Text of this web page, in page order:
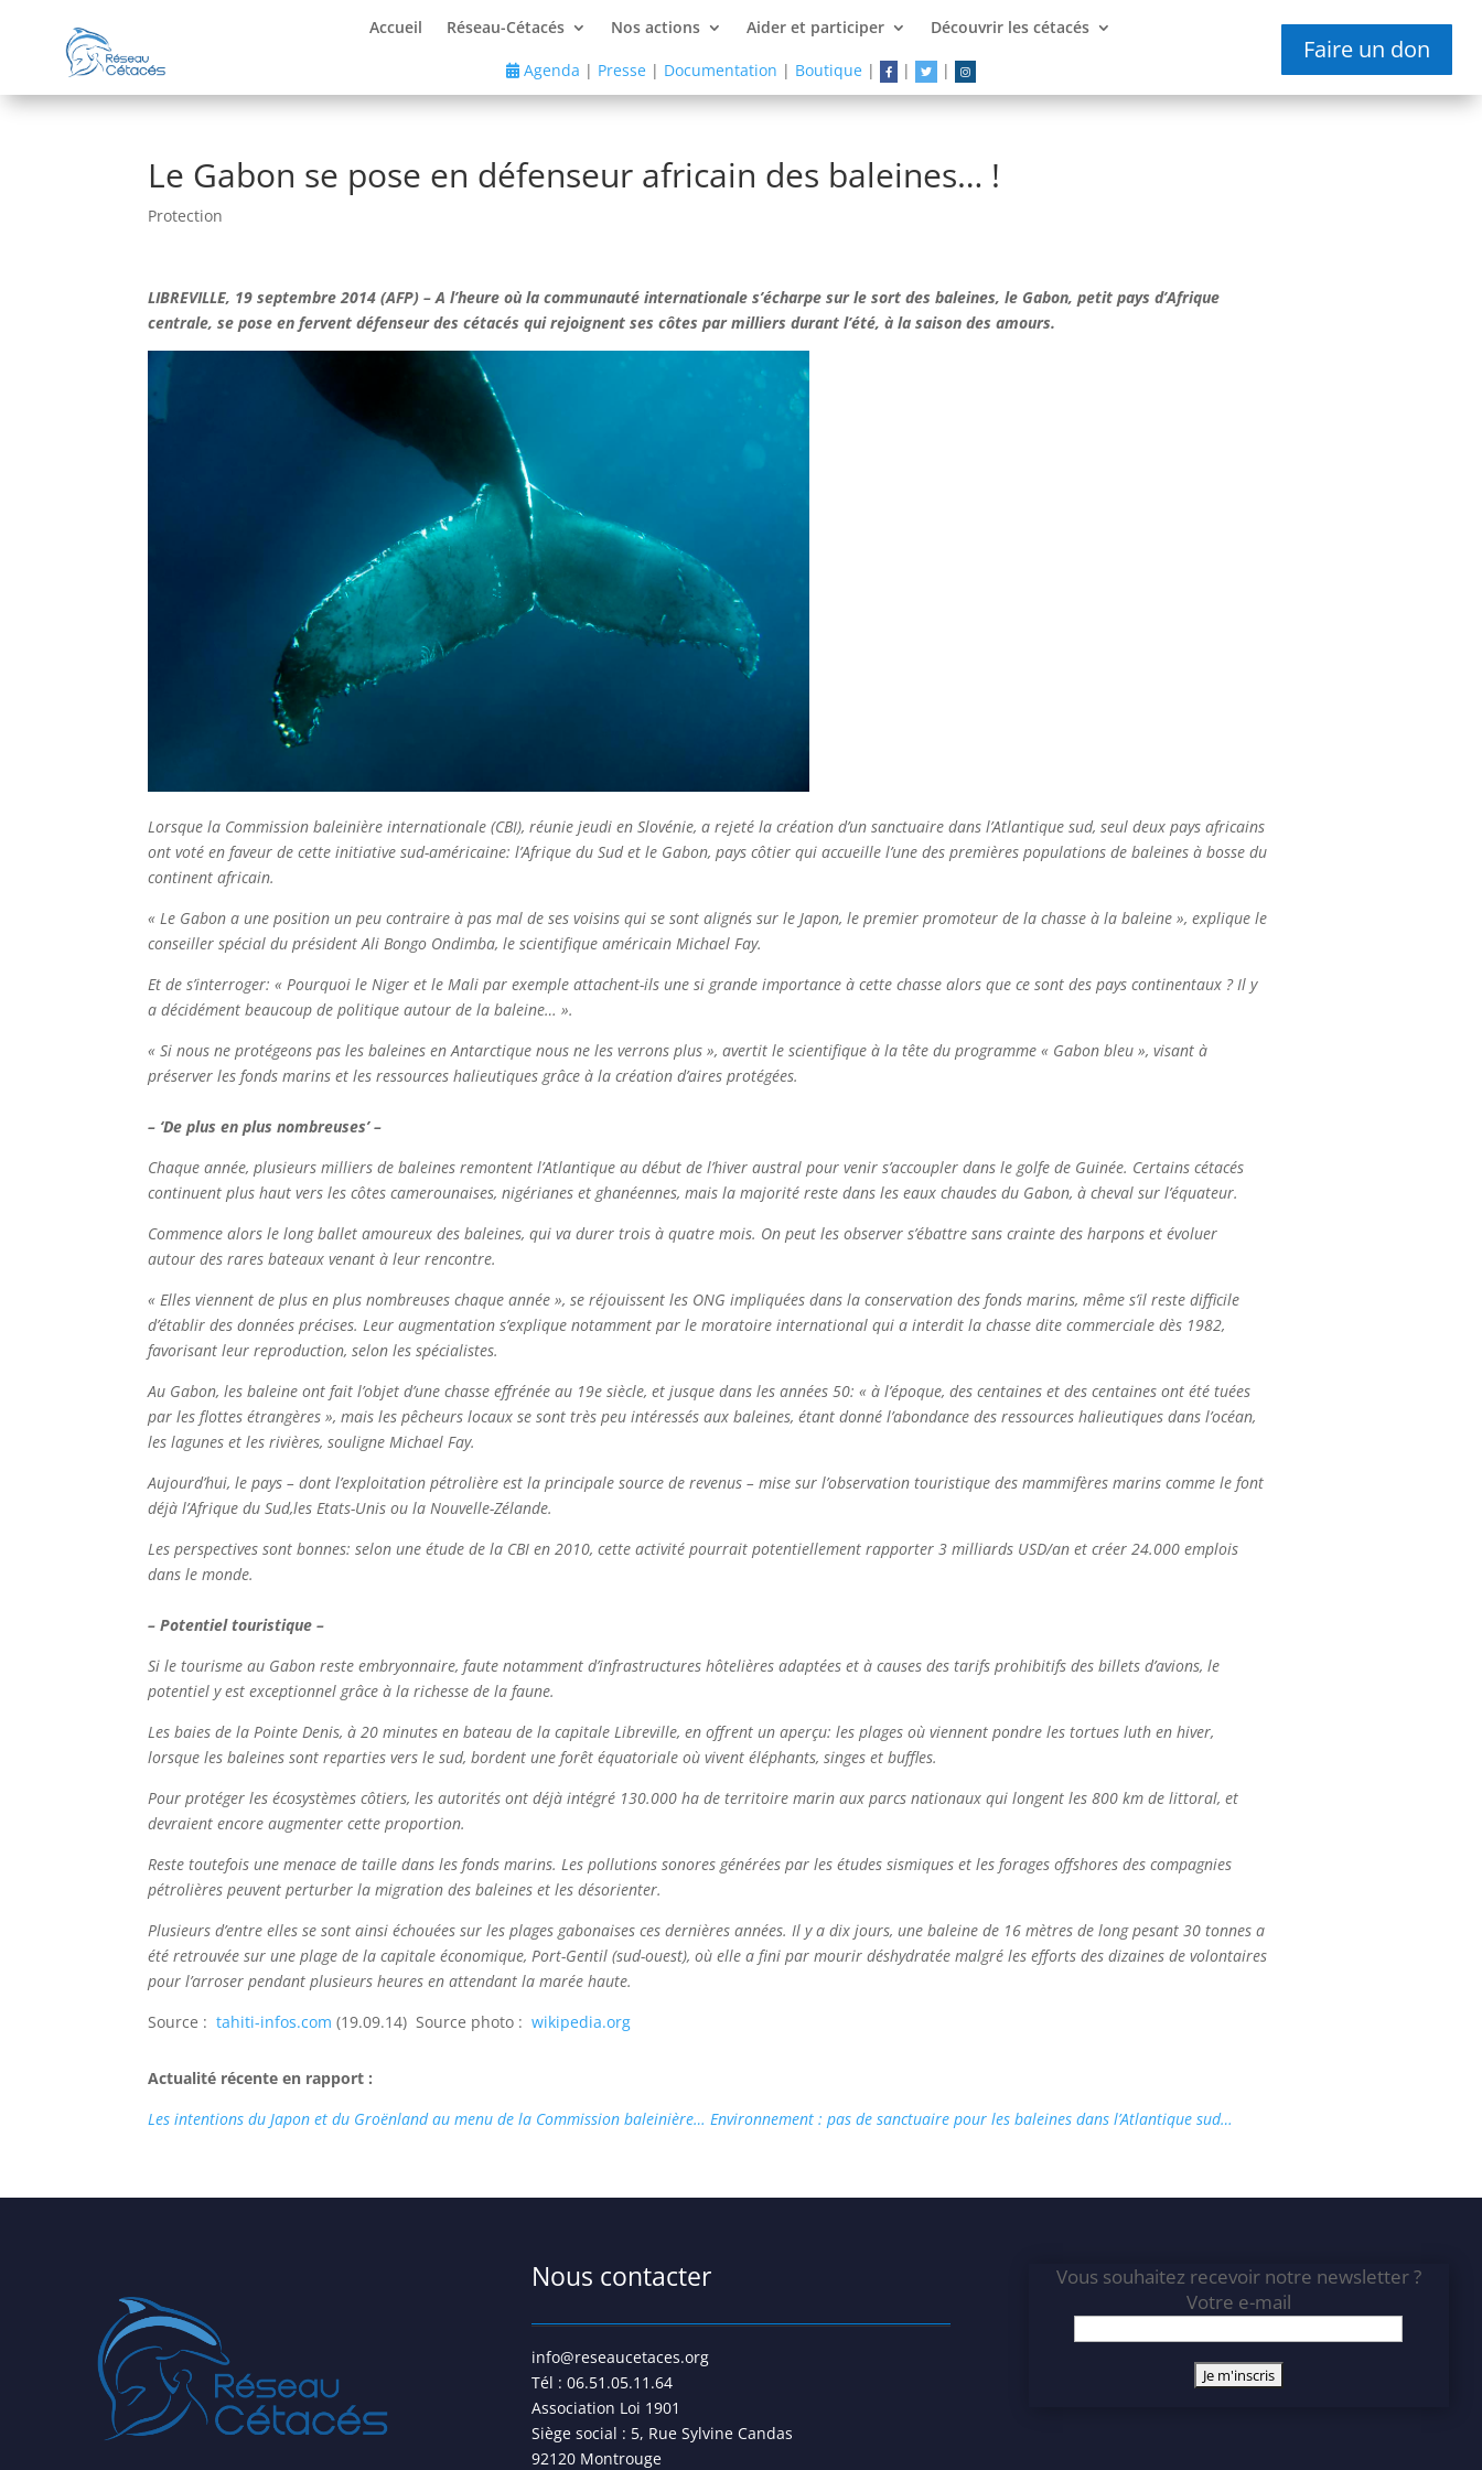
Accueil Réseau-Cétacés Nos actions Aider et participer Découvrir les cétacés
Agenda | Presse| Documentation | Boutique| | |
Faire un don
Le Gabon se pose en défenseur africain des baleines… !
Protection
LIBREVILLE, 19 septembre 2014 (AFP) – A l’heure où la communauté internationale s’écharpe sur le sort des baleines, le Gabon, petit pays d’Afrique
centrale, se pose en fervent défenseur des cétacés qui rejoignent ses côtes par milliers durant l’été, à la saison des amours.
Lorsque la Commission baleinière internationale (CBI), réunie jeudi en Slovénie, a rejeté la création d’un sanctuaire dans l’Atlantique sud, seul deux pays africains
ont voté en faveur de cette initiative sud-américaine: l’Afrique du Sud et le Gabon, pays côtier qui accueille l’une des premières populations de baleines à bosse du
continent africain.
« Le Gabon a une position un peu contraire à pas mal de ses voisins qui se sont alignés sur le Japon, le premier promoteur de la chasse à la baleine », explique le
conseiller spécial du président Ali Bongo Ondimba, le scientifique américain Michael Fay.
Et de s’interroger: « Pourquoi le Niger et le Mali par exemple attachent-ils une si grande importance à cette chasse alors que ce sont des pays continentaux ? Il y
a décidément beaucoup de politique autour de la baleine… ».
« Si nous ne protégeons pas les baleines en Antarctique nous ne les verrons plus », avertit le scientifique à la tête du programme « Gabon bleu », visant à
préserver les fonds marins et les ressources halieutiques grâce à la création d’aires protégées.
– ‘De plus en plus nombreuses’ –
Chaque année, plusieurs milliers de baleines remontent l’Atlantique au début de l’hiver austral pour venir s’accoupler dans le golfe de Guinée. Certains cétacés
continuent plus haut vers les côtes camerounaises, nigérianes et ghanéennes, mais la majorité reste dans les eaux chaudes du Gabon, à cheval sur l’équateur.
Commence alors le long ballet amoureux des baleines, qui va durer trois à quatre mois. On peut les observer s’ébattre sans crainte des harpons et évoluer
autour des rares bateaux venant à leur rencontre.
« Elles viennent de plus en plus nombreuses chaque année », se réjouissent les ONG impliquées dans la conservation des fonds marins, même s’il reste difficile
d’établir des données précises. Leur augmentation s’explique notamment par le moratoire international qui a interdit la chasse dite commerciale dès 1982,
favorisant leur reproduction, selon les spécialistes.
Au Gabon, les baleine ont fait l’objet d’une chasse effrénée au 19e siècle, et jusque dans les années 50: « à l’époque, des centaines et des centaines ont été tuées
par les flottes étrangères », mais les pêcheurs locaux se sont très peu intéressés aux baleines, étant donné l’abondance des ressources halieutiques dans l’océan,
les lagunes et les rivières, souligne Michael Fay.
Aujourd’hui, le pays – dont l’exploitation pétrolière est la principale source de revenus – mise sur l’observation touristique des mammifères marins comme le font
déjà l’Afrique du Sud,les Etats-Unis ou la Nouvelle-Zélande.
Les perspectives sont bonnes: selon une étude de la CBI en 2010, cette activité pourrait potentiellement rapporter 3 milliards USD/an et créer 24.000 emplois
dans le monde.
– Potentiel touristique –
Si le tourisme au Gabon reste embryonnaire, faute notamment d’infrastructures hôtelières adaptées et à causes des tarifs prohibitifs des billets d’avions, le
potentiel y est exceptionnel grâce à la richesse de la faune.
Les baies de la Pointe Denis, à 20 minutes en bateau de la capitale Libreville, en offrent un aperçu: les plages où viennent pondre les tortues luth en hiver,
lorsque les baleines sont reparties vers le sud, bordent une forêt équatoriale où vivent éléphants, singes et buffles.
Pour protéger les écosystèmes côtiers, les autorités ont déjà intégré 130.000 ha de territoire marin aux parcs nationaux qui longent les 800 km de littoral, et
devraient encore augmenter cette proportion.
Reste toutefois une menace de taille dans les fonds marins. Les pollutions sonores générées par les études sismiques et les forages offshores des compagnies
pétrolières peuvent perturber la migration des baleines et les désorienter.
Plusieurs d’entre elles se sont ainsi échouées sur les plages gabonaises ces dernières années. Il y a dix jours, une baleine de 16 mètres de long pesant 30 tonnes a
été retrouvée sur une plage de la capitale économique, Port-Gentil (sud-ouest), où elle a fini par mourir déshydratée malgré les efforts des dizaines de volontaires
pour l’arroser pendant plusieurs heures en attendant la marée haute.
Source :tahiti-infos.com(19.09.14) Source photo :wikipedia.org
Actualité récente en rapport :
Les intentions du Japon et du Groënland au menu de la Commission baleinière…Environnement : pas de sanctuaire pour les baleines dans l’Atlantique sud…
Nous contacter
info@reseaucetaces.org
Tél : 06.51.05.11.64
Association Loi 1901
Siège social : 5, Rue Sylvine Candas
92120 Montrouge
Vous souhaitez recevoir notre newsletter ?
Votre e-mail